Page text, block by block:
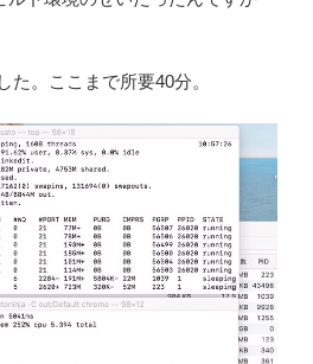
た。ここまで所要40分。